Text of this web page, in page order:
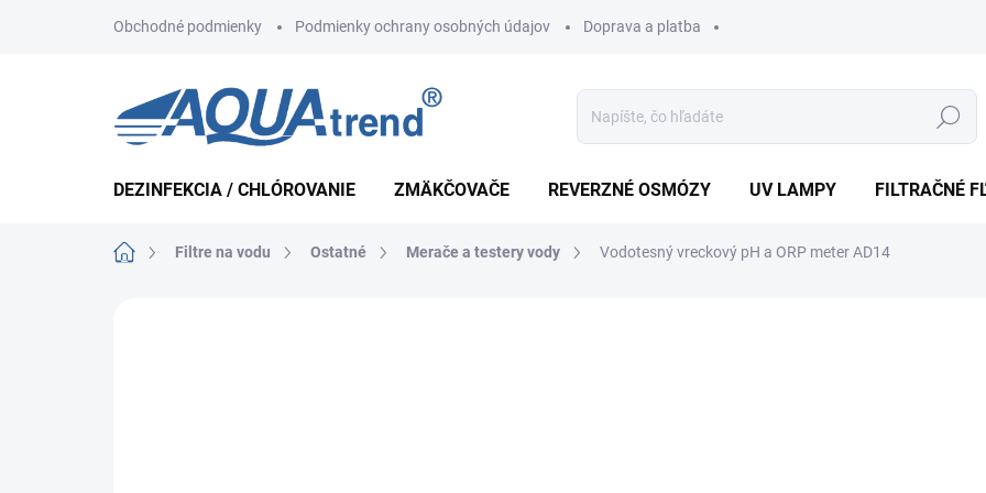
Obchodné podmienky Podmienky ochrany osobných údajov Doprava a platba
Hľadať
DEZINFEKCIA / CHLÓROVANIE ZMÄKČOVAČE REVERZNÉ OSMÓZY UV LAMPY FILTRAČNÉ
DomovFiltre na vodu Ostatné Merače a testery vody Vodotesný vreckový pH a ORP meter AD14